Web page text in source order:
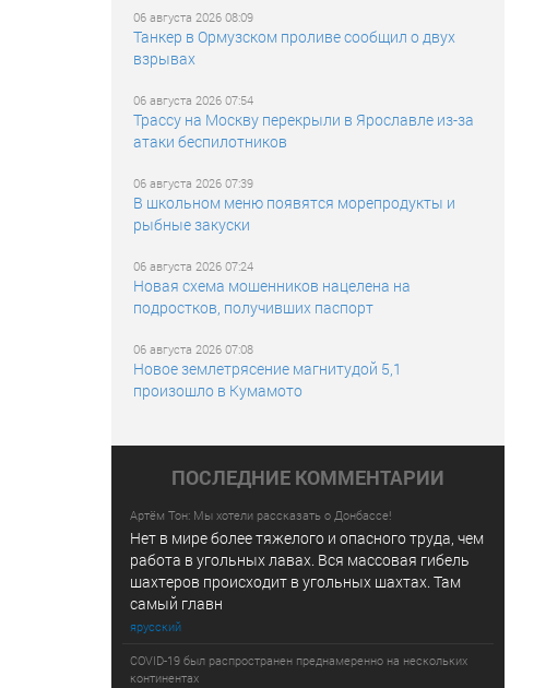
06 августа 2026 08:09
Танкер в Ормузском проливе сообщил о двух
взрывах
06 августа 2026 07:54
Трассу на Москву перекрыли в Ярославле из-за
атаки беспилотников
06 августа 2026 07:39
В школьном меню появятся морепродукты и
рыбные закуски
06 августа 2026 07:24
Новая схема мошенников нацелена на
подростков, получивших паспорт
06 августа 2026 07:08
Новое землетрясение магнитудой 5,1
произошло в Кумамото
ПОСЛЕДНИE КОММЕНТАРИИ
Артём Тон: Мы хотели рассказать о Донбассе!
Нет в мире более тяжелого и опасного труда, чем
работа в угольных лавах. Вся массовая гибель
шахтеров происходит в угольных шахтах. Там
самый главн
ярусский
COVID-19 был распространен преднамеренно на нескольких
континентах